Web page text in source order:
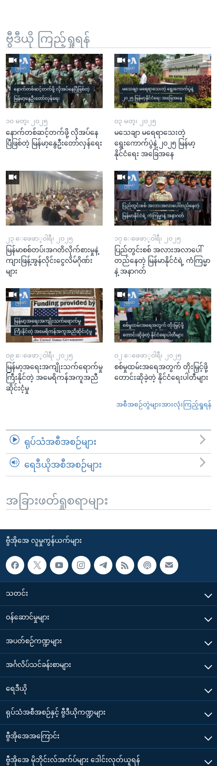
ဗွီဒီယို ကြည့်ရှုရန်
၁၀ မတ္၊ ၂၀၂၅
နောက်တစ်ဆင့်တက်ဖို့ လိုအပ်နေ
ပြီဖြစ်တဲ့ မြန်မာ့နွေဦးတော်လှန်ရေး
၀၃ မတ္၊ ၂၀၂၅
မသေချာ မရေရာသေးတဲ့
ရွေးကောက်ပွဲနဲ့ ၂၀၂၅ မြန်မာ့
နိုင်ငံရေး အခြေအနေ
၂၃ ေဖေဖာ္၀ါရီ၊ ၂၀၂၅
မြန်မာစစ်တပ်၊အဂတိလိုက်စားမှုနဲ့
ကျားဖြန့်အွန်လိုင်းငွေလိမ်ဂိုဏ်း
များ
၁၇ ေဖေဖာ္၀ါရီ၊ ၂၀၂၅
ပြည်တွင်းစစ် အလားအလာပေါ်
တည်နေတဲ့ မြန်မာနိုင်ငံရဲ့ ကံကြမ္မာ
နဲ့ အနာဂတ်
၀၉ ေဖေဖာ္၀ါရီ၊ ၂၀၂၅
မြန်မာ့အရေးအကျိုးသက်ရောက်မှု
ကြီးနိုင်တဲ့ အမေရိကန်အကူအညီ
ဆိုင်းငံ့မှု
၀၂ ေဖေဖာ္၀ါရီ၊ ၂၀၂၅
စစ်မှုထမ်းအရေအတွက် တိုးမြှင့်ဖို့
တောင်းဆိုခဲ့တဲ့ နိုင်ငံရေးပါတီများ
အစီအစဉ်တွဲများအားလုံးကြည့်ရှုရန်
ရုပ်သံအစီအစဉ်များ
ရေဒီယိုအစီအစဉ်များ
အခြားဖတ်ရှုစရာများ
ဗွီအိုအေ လူမှုကွန်ယက်များ
သတင်း
၀န်ဆောင်မှုများ
အပတ်စဉ်ကဏ္ဍများ
အင်္ဂလိပ်သင်ခန်းစာများ
ရေဒီယို
ရုပ်သံအစီအစဉ်နှင့် ဗွီဒီယိုကဏ္ဍများ
ဗွီအိုအေအကြောင်း
ဗွီအိုအေ မိုဘိုင်းလ်အက်ပ်များ ဒေါင်းလုတ်ယူရန်